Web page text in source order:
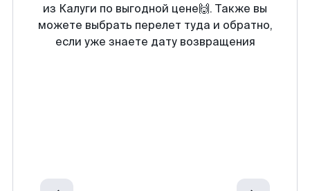
из Калуги по выгодной цене🙌. Также вы
можете выбрать перелет туда и обратно,
если уже знаете дату возвращения